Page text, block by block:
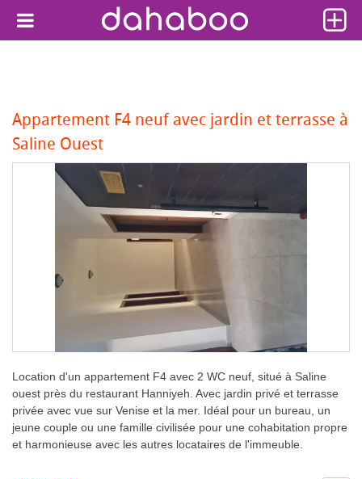
Appartement F4 neuf avec jardin et terrasse à
Saline Ouest
Location d'un appartement F4 avec 2 WC neuf, situé à Saline
ouest près du restaurant Hanniyeh. Avec jardin privé et terrasse
privée avec vue sur Venise et la mer. Idéal pour un bureau, un
jeune couple ou une famille civilisée pour une cohabitation propre
et harmonieuse avec les autres locataires de l'immeuble.